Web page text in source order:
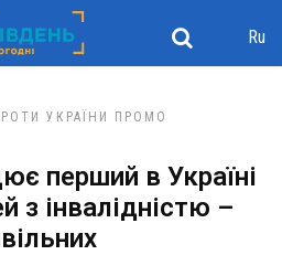
Ru
УКРАЇНИ
ПРОМО
перший в Україні
інвалідністю –